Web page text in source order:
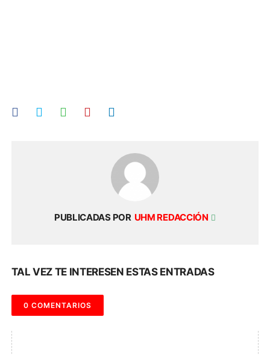
PUBLICADAS POR UHM REDACCIÓN
TAL VEZ TE INTERESEN ESTAS ENTRADAS
0 COMENTARIOS